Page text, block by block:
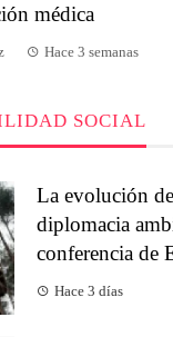
médica
Hace 3 semanas
SOCIAL
La evolución
diplomacia
conferencia de
Hace 3 días